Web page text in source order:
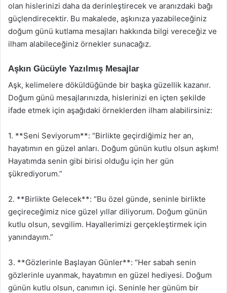
olan hislerinizi daha da derinleştirecek ve aranızdaki bağı
güçlendirecektir. Bu makalede, aşkınıza yazabileceğiniz
doğum günü kutlama mesajları hakkında bilgi vereceğiz ve
ilham alabileceğiniz örnekler sunacağız.
Aşkın Gücüyle Yazılmış Mesajlar
Aşk, kelimelere döküldüğünde bir başka güzellik kazanır.
Doğum günü mesajlarınızda, hislerinizi en içten şekilde
ifade etmek için aşağıdaki örneklerden ilham alabilirsiniz:
1. **Seni Seviyorum**: “Birlikte geçirdiğimiz her an,
hayatımın en güzel anları. Doğum günün kutlu olsun aşkım!
Hayatımda senin gibi birisi olduğu için her gün
şükrediyorum.”
2. **Birlikte Gelecek**: “Bu özel günde, seninle birlikte
geçireceğimiz nice güzel yıllar diliyorum. Doğum günün
kutlu olsun, sevgilim. Hayallerimizi gerçekleştirmek için
yanındayım.”
3. **Gözlerinle Başlayan Günler**: “Her sabah senin
gözlerinle uyanmak, hayatımın en güzel hediyesi. Doğum
günün kutlu olsun, canımın içi. Seninle her günüm bir